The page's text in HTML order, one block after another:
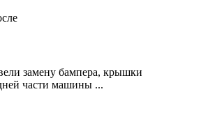
замену бампера, крышки
части машины ...